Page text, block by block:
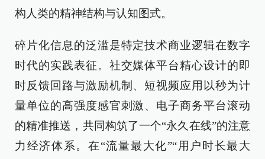
构人类的精神结构与认知图式。
碎片化信息的泛滥是特定技术商业逻辑在数字
时代的实践表征。社交媒体平台精心设计的即
时反馈回路与激励机制、短视频应用以秒为计
量单位的高强度感官刺激、电子商务平台滚动
的精准推送，共同构筑了一个“永久在线”的注意
力经济体系。在“流量最大化”“用户时长最大